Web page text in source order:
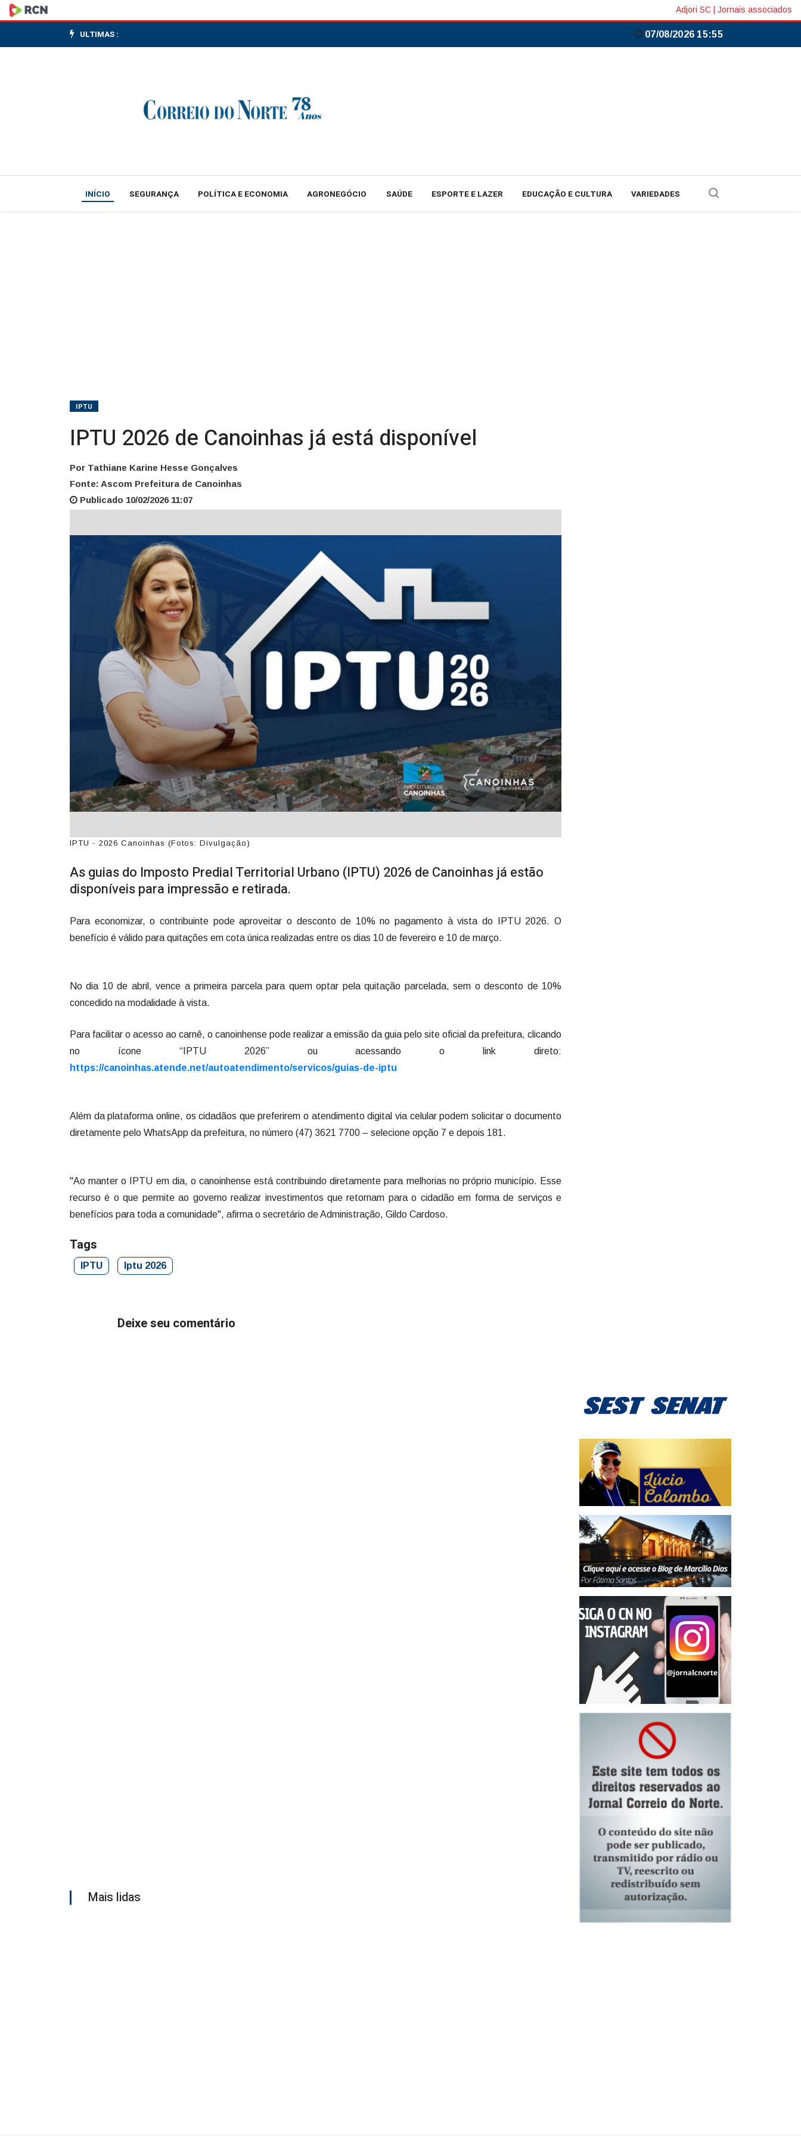
IPTU
2026
disponível
Adjori SC Jornais associados
ULTIMAS : 07/08/2026 15:55
INÍCIO SEGURANÇA POLÍTICA E ECONOMIA AGRONEGÓCIO SAÚDE ESPORTE E LAZER EDUCAÇÃO E CULTURA VARIEDADES
IPTU
IPTU 2026 de Canoinhas já está disponível
Por Tathiane Karine Hesse Gonçalves
Fonte: Ascom Prefeitura de Canoinhas
Publicado 10/02/2026 11:07
IPTU - 2026 Canoinhas (Fotos: Divulgação)
As guias do Imposto Predial Territorial Urbano (IPTU) 2026 de Canoinhas já estão
disponíveis para impressão e retirada.
Para economizar, o contribuinte pode aproveitar o desconto de 10% no pagamento à vista do IPTU 2026. O
benefício é válido para quitações em cota única realizadas entre os dias 10 de fevereiro e 10 de março.
No dia 10 de abril, vence a primeira parcela para quem optar pela quitação parcelada, sem o desconto de 10%
concedido na modalidade à vista.
Para facilitar o acesso ao carnê, o canoinhense pode realizar a emissão da guia pelo site oficial da prefeitura, clicando
no ícone “IPTU 2026” ou acessando o link direto:
https://canoinhas.atende.net/autoatendimento/servicos/guias-de-iptu
Além da plataforma online, os cidadãos que preferirem o atendimento digital via celular podem solicitar o documento
diretamente pelo WhatsApp da prefeitura, no número (47) 3621 7700 – selecione opção 7 e depois 181.
"Ao manter o IPTU em dia, o canoinhense está contribuindo diretamente para melhorias no próprio município. Esse
recurso é o que permite ao governo realizar investimentos que retornam para o cidadão em forma de serviços e
benefícios para toda a comunidade", afirma o secretário de Administração, Gildo Cardoso.
Tags
IPTU Iptu 2026
Deixe seu comentário
Mais lidas